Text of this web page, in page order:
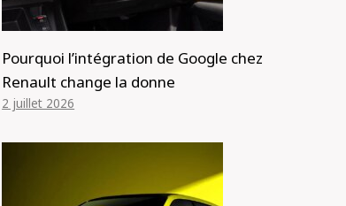
Pourquoi l’intégration de Google chez
Renault change la donne
2 juillet 2026